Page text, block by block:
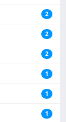
2
2
2
1
1
1